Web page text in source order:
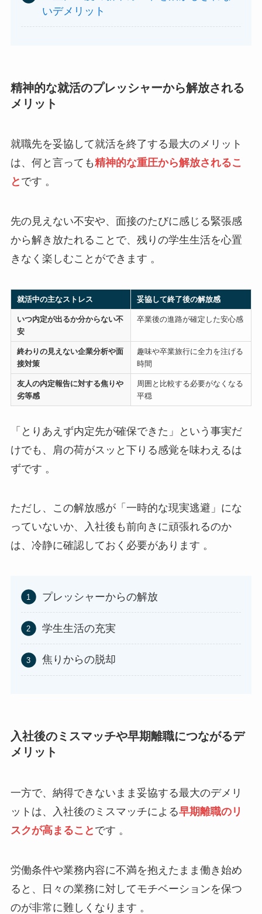
いデメリット
精神的な就活のプレッシャーから解放される
メリット
就職先を妥協して就活を終了する最大のメリット
は、何と言っても精神的な重圧から解放されるこ
と です 。
先の見えない不安や、面接のたびに感じる緊張感
から解き放たれることで、残りの学生生活を心置
きなく楽しむことができます 。
就活中の主なストレス 妥協して終了後の解放感
いつ内定が出るか分からない不
安
卒業後の進路が確定した安心感
終わりの見えない企業分析や面
接対策
趣味や卒業旅行に全力を注げる
時間
友人の内定報告に対する焦りや
劣等感
周囲と比較する必要がなくなる
平穏
「とりあえず内定先が確保できた」という事実だ
けでも、肩の荷がスッと下りる感覚を味わえるは
ずです 。
ただし、この解放感が「一時的な現実逃避」にな
っていないか、入社後も前向きに頑張れるのか
は、冷静に確認しておく必要があります 。
プレッシャーからの解放
学生生活の充実
焦りからの脱却
入社後のミスマッチや早期離職につながるデ
メリット
一方で、納得できないまま妥協する最大のデメリ
ットは、入社後のミスマッチによる早期離職のリ
スクが高まること です 。
労働条件や業務内容に不満を抱えたまま働き始め
ると、日々の業務に対してモチベーションを保つ
のが非常に難しくなります 。